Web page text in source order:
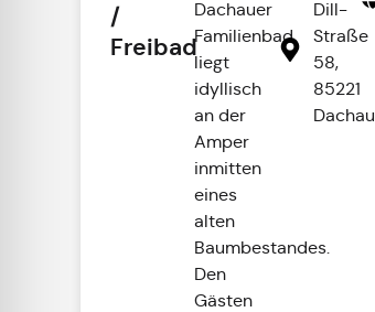
/
Freibad
Dachauer
Familienbad
liegt
idyllisch
an der
Amper
inmitten
eines
alten
Baumbestandes.
Den
Gästen
Dill-
Straße
58,
85221
Dachau